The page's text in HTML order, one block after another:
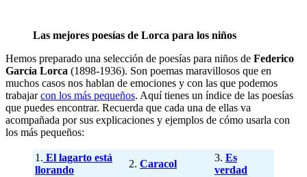
Las mejores poesías de Lorca para los niños
Hemos preparado una selección de poesías para niños de Federico
García Lorca (1898-1936). Son poemas maravillosos que en
muchos casos nos hablan de emociones y con las que podemos
trabajarcon los más pequeños. Aquí tienes un índice de las poesías
que puedes encontrar. Recuerda que cada una de ellas va
acompañada por sus explicaciones y ejemplos de cómo usarla con
los más pequeños:
1. El lagarto está
llorando
2. Caracol
3. Es
verdad